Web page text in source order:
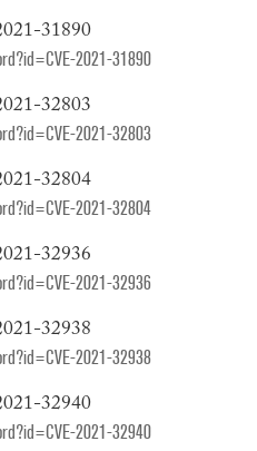
31890
2021-31890
32803
2021-32803
32804
2021-32804
32936
2021-32936
32938
2021-32938
32940
2021-32940